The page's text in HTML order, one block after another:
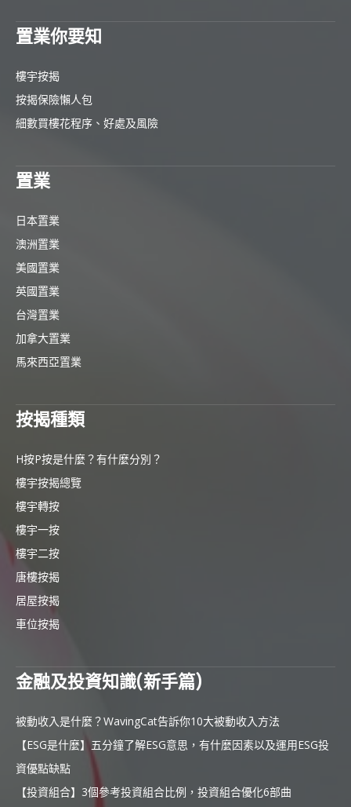
置業你要知
樓宇按揭
按揭保險懶人包
細數買樓花程序、好處及風險
置業
日本置業
澳洲置業
美國置業
英國置業
台灣置業
加拿大置業
馬來西亞置業
按揭種類
H按P按是什麼？有什麼分別？
樓宇按揭總覽
樓宇轉按
樓宇一按
樓宇二按
唐樓按揭
居屋按揭
車位按揭
金融及投資知識(新手篇)
被動收入是什麼？WavingCat告訴你10大被動收入方法
【ESG是什麼】五分鐘了解ESG意思，有什麼因素以及運用ESG投
資優點缺點
【投資組合】3個參考投資組合比例，投資組合優化6部曲